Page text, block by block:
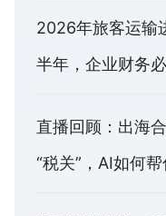
2026年旅客运输
半年，企业财务
直播回顾：出海
“税关”，AI如何